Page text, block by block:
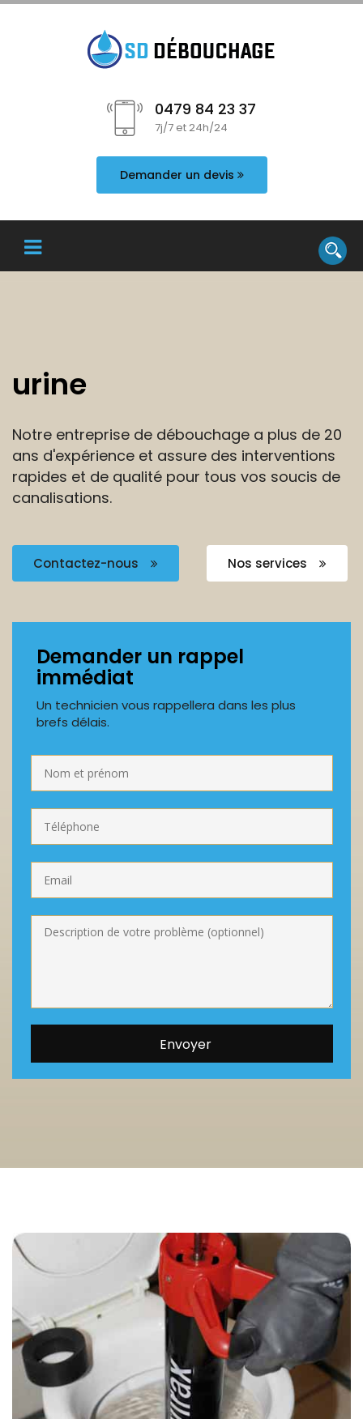
0479 84 23 37
7j/7 et 24h/24
Demander un devis
urine
Notre entreprise de débouchage a plus de 20
ans d'expérience et assure des interventions
rapides et de qualité pour tous vos soucis de
canalisations.
Contactez-nous Nos services
Demander un rappel
immédiat
Un technicien vous rappellera dans les plus
brefs délais.